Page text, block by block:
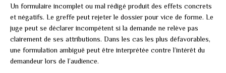
Un formulaire incomplet ou mal rédigé produit des effets concrets
et négatifs. Le greffe peut rejeter le dossier pour vice de forme. Le
juge peut se déclarer incompétent si la demande ne relève pas
clairement de ses attributions. Dans les cas les plus défavorables,
une formulation ambiguë peut être interprétée contre l’intérêt du
demandeur lors de l’audience.